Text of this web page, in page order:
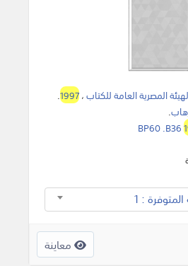
المصرية العامة للكتاب،1997
.
.
BP60 .B36
: 1
معاينة